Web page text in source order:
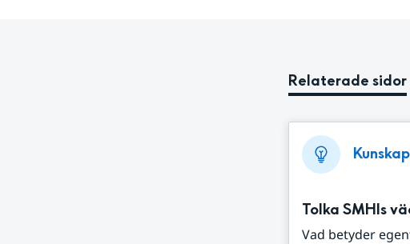
Relaterade sidor
Tolka SMHIs
Vad betyder